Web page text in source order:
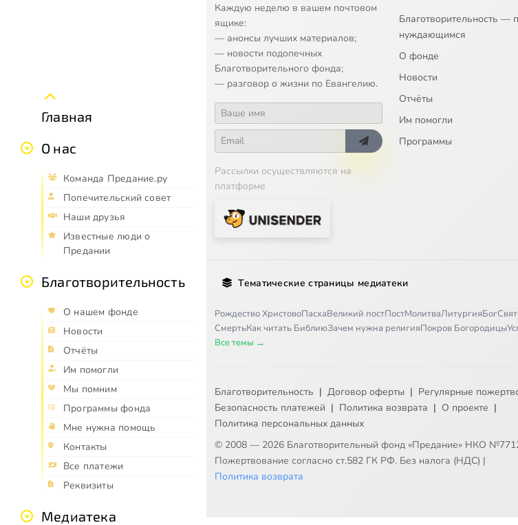
Главная
О нас
Команда Предание.ру
Попечительский совет
Наши друзья
Известные люди о
Предании
Благотворительность
О нашем фонде
Новости
Отчёты
Им помогли
Мы помним
Программы фонда
Мне нужна помощь
Контакты
Все платежи
Реквизиты
Медиатека
Каждую неделю в вашем почтовом
ящике:
— анонсы лучших материалов;
— новости подопечных
Благотворительного фонда;
— разговор о жизни по Евангелию.
Рассылки осуществляются на
платформе
Благотворительность —
нуждающимся
О фонде
Новости
Отчёты
Им помогли
Программы
Тематические страницы медиатеки
Рождество ХристовоПасхаВеликий постПостМолитваЛитургияБог
СмертьКак читать БиблиюЗачем нужна религияПокров Богородицы
Все темы →
Благотворительность | Договор оферты | Регулярные
Безопасность платежей | Политика возврата | О проекте |
Политика персональных данных
© 2008 — 2026 Благотворительный фонд «Предание» НКО
Пожертвование согласно ст.582 ГК РФ. Без налога (НДС) |
Политика возврата